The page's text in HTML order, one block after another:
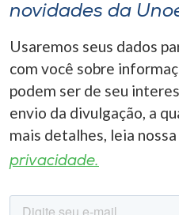
novidades da
Usaremos seus dados
com você sobre
podem ser de seu
envio da divulgação, a
mais detalhes, leia nossa
privacidade.